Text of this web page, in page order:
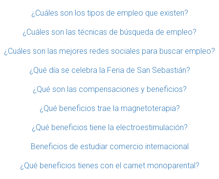
¿Cuáles son los tipos de empleo que existen?
¿Cuáles son las técnicas de búsqueda de empleo?
¿Cuáles son las mejores redes sociales para buscar empleo?
¿Qué día se celebra la Feria de San Sebastián?
¿Qué son las compensaciones y beneficios?
¿Qué beneficios trae la magnetoterapia?
¿Qué beneficios tiene la electroestimulación?
Beneficios de estudiar comercio internacional
¿Qué beneficios tienes con el carnet monoparental?